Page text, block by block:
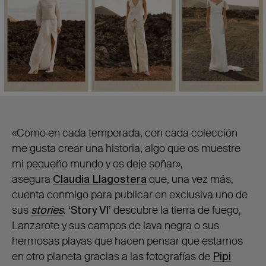
«Como en cada temporada, con cada colección
me gusta crear una historia, algo que os muestre
mi pequeño mundo y os deje soñar»,
asegura Claudia Llagostera que, una vez más,
cuenta conmigo para publicar en exclusiva uno de
sus stories. ‘Story VI’ descubre la tierra de fuego,
Lanzarote y sus campos de lava negra o sus
hermosas playas que hacen pensar que estamos
en otro planeta gracias a las fotografías de Pipi